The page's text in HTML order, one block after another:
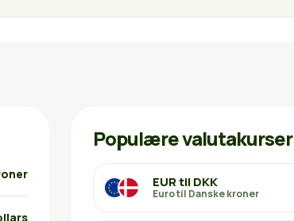
Populære valutakurser
EUR til DKK
Euro til Danske kroner